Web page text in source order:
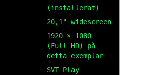
(installerat)
20,1" widescreen
1920 × 1080
(Full HD) på
detta exemplar
SVT Play